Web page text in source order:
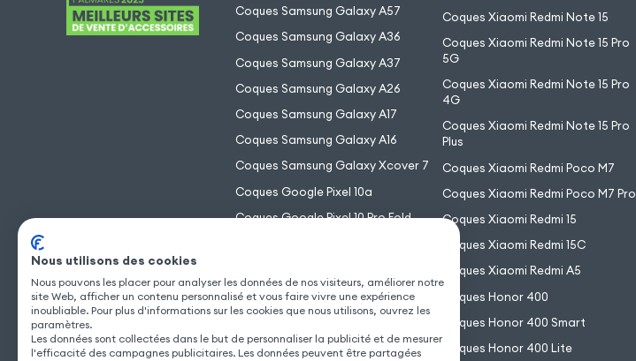
Coques Samsung Galaxy A57
Coques Samsung Galaxy A36
Coques Samsung Galaxy A37
Coques Samsung Galaxy A26
Coques Samsung Galaxy A17
Coques Samsung Galaxy A16
Coques Samsung Galaxy Xcover 7
Coques Google Pixel 10a
Coques Google Pixel 10 Pro Fold
Coques Google Pixel 10
Coques Xiaomi Redmi Note 15
Coques Xiaomi Redmi Note 15 Pro
5G
Coques Xiaomi Redmi Note 15 Pro
4G
Coques Xiaomi Redmi Note 15 Pro
Plus
Coques Xiaomi Redmi Poco M7
Coques Xiaomi Redmi Poco M7 Pro
Coques Xiaomi Redmi 15
Coques Xiaomi Redmi 15C
Coques Xiaomi Redmi A5
Coques Honor 400
Coques Honor 400 Smart
Coques Honor 400 Lite
Nous utilisons des cookies
Nous pouvons les placer pour analyser les données de nos visiteurs, améliorer notre
site Web, afficher un contenu personnalisé et vous faire vivre une expérience
inoubliable. Pour plus d'informations sur les cookies que nous utilisons, ouvrez les
paramètres.
Les données sont collectées dans le but de personnaliser la publicité et de mesurer
l'efficacité des campagnes publicitaires. Les données peuvent être partagées